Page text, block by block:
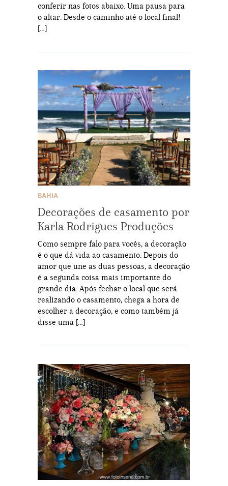
conferir nas fotos abaixo. Uma pausa para
o altar. Desde o caminho até o local final!
[…]
BAHIA
Decorações de casamento por
Karla Rodrigues Produções
Como sempre falo para vocês, a decoração
é o que dá vida ao casamento. Depois do
amor que une as duas pessoas, a decoração
é a segunda coisa mais importante do
grande dia. Após fechar o local que será
realizando o casamento, chega a hora de
escolher a decoração, e como também já
disse uma […]